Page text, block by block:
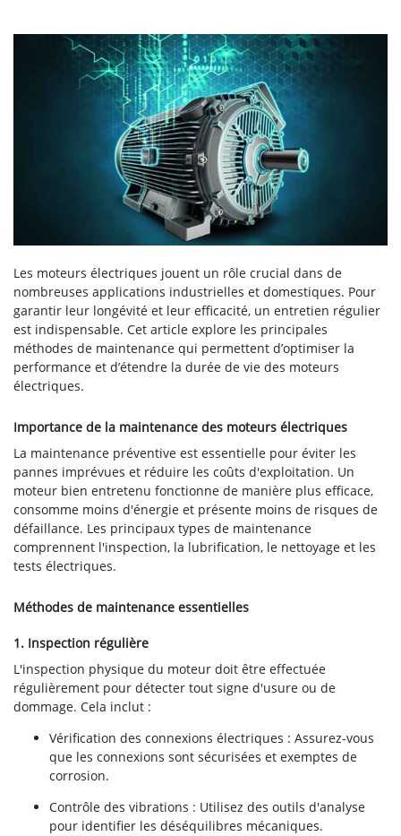
Les moteurs électriques jouent un rôle crucial dans de
nombreuses applications industrielles et domestiques. Pour
garantir leur longévité et leur efficacité, un entretien régulier
est indispensable. Cet article explore les principales
méthodes de maintenance qui permettent d’optimiser la
performance et d’étendre la durée de vie des moteurs
électriques.
Importance de la maintenance des moteurs électriques
La maintenance préventive est essentielle pour éviter les
pannes imprévues et réduire les coûts d'exploitation. Un
moteur bien entretenu fonctionne de manière plus efficace,
consomme moins d'énergie et présente moins de risques de
défaillance. Les principaux types de maintenance
comprennent l'inspection, la lubrification, le nettoyage et les
tests électriques.
Méthodes de maintenance essentielles
1. Inspection régulière
L'inspection physique du moteur doit être effectuée
régulièrement pour détecter tout signe d'usure ou de
dommage. Cela inclut :
Vérification des connexions électriques : Assurez-vous
que les connexions sont sécurisées et exemptes de
corrosion.
Contrôle des vibrations : Utilisez des outils d'analyse
pour identifier les déséquilibres mécaniques.